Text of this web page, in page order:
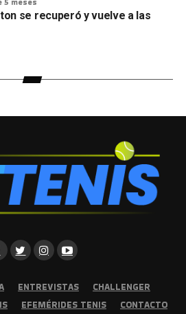
se recuperó y vuelve a las
ENTREVISTAS
CHALLENGER
EFEMÉRIDES TENIS CONTACTO